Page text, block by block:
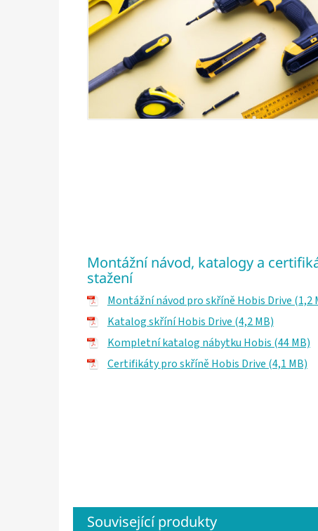
Související produkty
Montážní návod, katalogy a
stažení
Montážní návod pro skříně Hobis Drive (1,2
Katalog skříní Hobis Drive (4,2 MB)
Kompletní katalog nábytku Hobis (44 MB)
Certifikáty pro skříně Hobis Drive (4,1 MB)